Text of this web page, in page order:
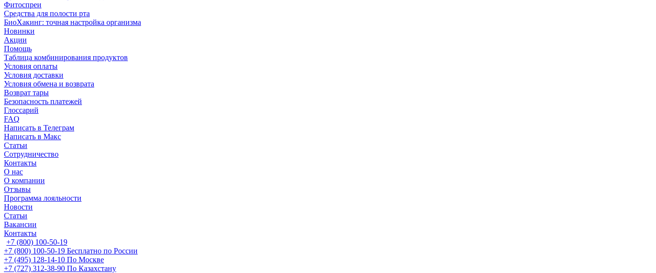
Фитоспреи
Средства для полости рта
БиоХакинг: точная настройка организма
Новинки
Акции
Помощь
Таблица комбинирования продуктов
Условия оплаты
Условия доставки
Условия обмена и возврата
Возврат тары
Безопасность платежей
Глоссарий
FAQ
Написать в Телеграм
Написать в Макс
Статьи
Сотрудничество
Контакты
О нас
О компании
Отзывы
Программа лояльности
Новости
Статьи
Вакансии
Контакты
+7 (800) 100-50-19
+7 (800) 100-50-19 Бесплатно по России
+7 (495) 128-14-10 По Москве
+7 (727) 312-38-90 По Казахстану